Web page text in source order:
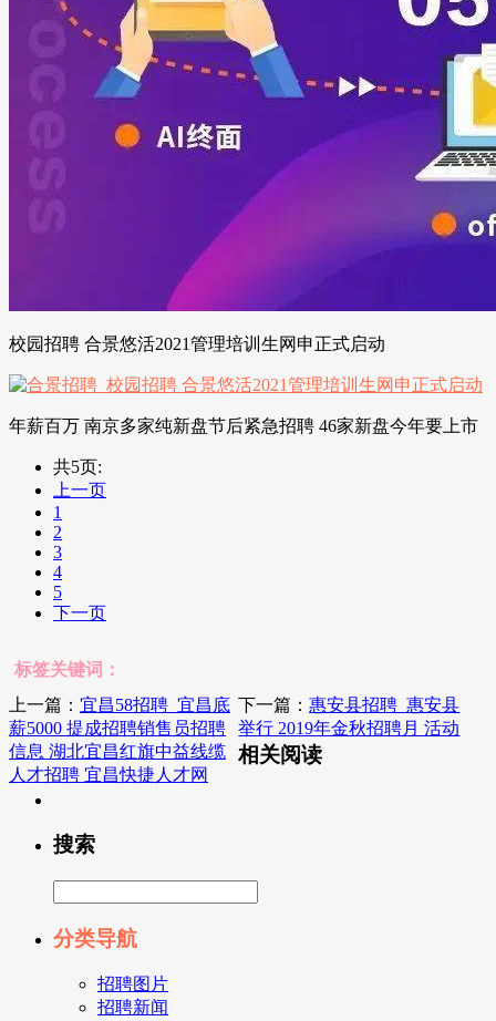
校园招聘 合景悠活2021管理培训生网申正式启动
年薪百万 南京多家纯新盘节后紧急招聘 46家新盘今年要上市
共5页:
上一页
1
2
3
4
5
下一页
标签关键词：
上一篇： 宜昌58招聘_宜昌底
薪5000 提成招聘销售员招聘
信息 湖北宜昌红旗中益线缆
人才招聘 宜昌快捷人才网
下一篇：惠安县招聘_惠安县
举行 2019年金秋招聘月 活动
相关阅读
搜索
分类导航
招聘图片
招聘新闻